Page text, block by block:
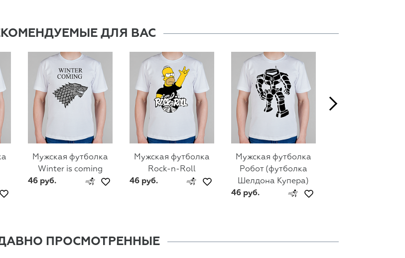
ДЛЯ ВАС
Мужская футболка
Winter is coming
46 руб.
Мужская футболка
Rock-n-Roll
46 руб.
Мужская футболка
Робот (футболка
Шелдона Купера)
46 руб.
ПРОСМОТРЕННЫЕ